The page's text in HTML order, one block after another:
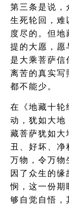
第三条是说，
生死轮回，难
度尽的。但
提的大愿，愿
是大乘菩萨信
离苦的真实写
都不能少。
在《地藏十轮
动，犹如大地
藏菩萨犹如大
丑、好坏、净
万物，令万物
因了众生的
悯，这一份期
够自觉自悟，